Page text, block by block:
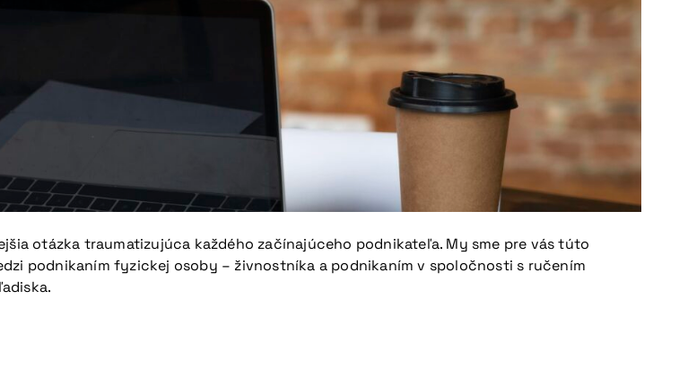
otázka traumatizujúca každého začínajúceho podnikateľa. My sme pre vás túto
podnikaním fyzickej osoby – živnostníka a podnikaním v spoločnosti s ručením